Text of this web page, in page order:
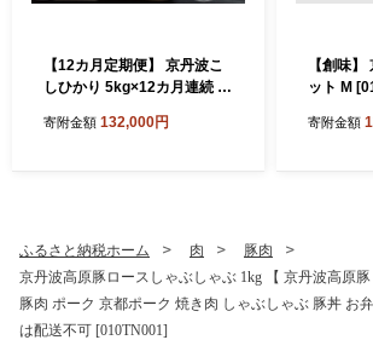
【12カ月定期便】 京丹波こ
しひかり 5kg×12カ月連続 合
米 コシヒカリ ※北海道・沖
寄附金額 132,000円
【創味
ット M
寄附金額
ふるさと納税ホーム 肉
豚肉
京丹波高原豚ロースしゃぶしゃぶ 1kg 【 京丹波高原
豚肉 ポーク 京都ポーク 焼き肉 しゃぶしゃぶ 豚丼 お
は配送不可 [010TN001]